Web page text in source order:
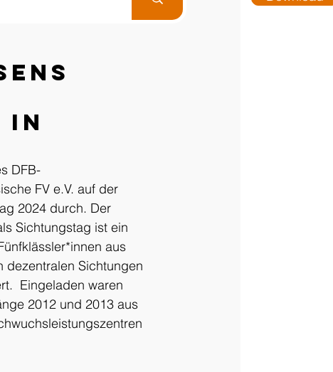
in
DFB-
FV e.V. auf der
2024 durch. Der
Sichtungstag ist ein
aus
dezentralen Sichtungen
Eingeladen waren
2012 und 2013 aus